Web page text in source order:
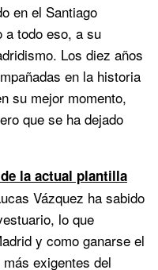
en el Santiago
a todo eso, a su
Los diez años
en la historia
su mejor momento,
que se ha dejado
la actual plantilla
Vázquez ha sabido
lo que
y como ganarse el
exigentes del